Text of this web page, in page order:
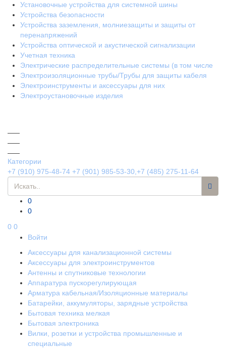
Установочные устройства для системной шины
Устройства безопасности
Устройства заземления, молниезащиты и защиты от
перенапряжений
Устройства оптической и акустической сигнализации
Учетная техника
Электрические распределительные системы (в том числе
Электроизоляционные трубы/Трубы для защиты кабеля
Электроинструменты и аксессуары для них
Электроустановочные изделия
Категории
+7 (910) 975-48-74 +7 (901) 985-53-30,+7 (485) 275-11-64
0
0
0 0
Войти
Аксессуары для канализационной системы
Аксессуары для электроинструментов
Антенны и спутниковые технологии
Аппаратура пускорегулирующая
Арматура кабельная/Изоляционные материалы
Батарейки, аккумуляторы, зарядные устройства
Бытовая техника мелкая
Бытовая электроника
Вилки, розетки и устройства промышленные и
специальные